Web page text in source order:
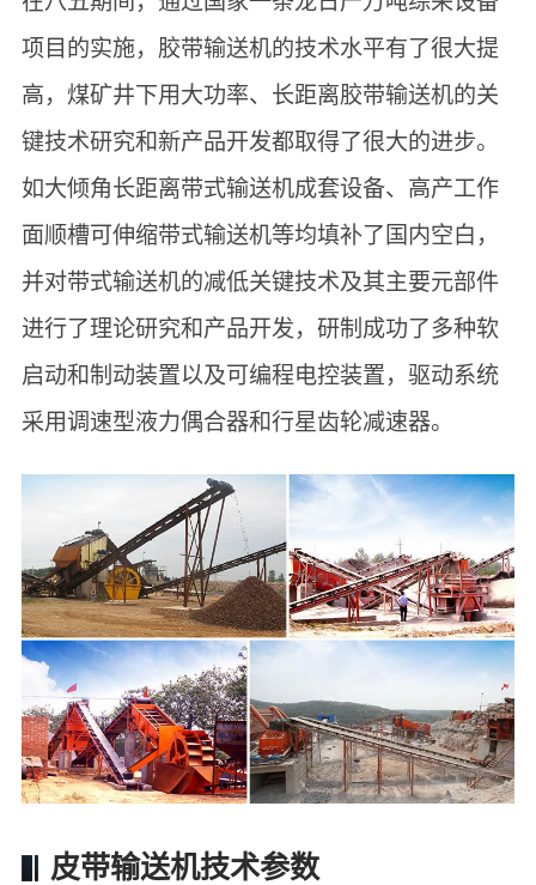
项目的实施，胶带输送机的技术水平有了很大提
高，煤矿井下用大功率、长距离胶带输送机的关
键技术研究和新产品开发都取得了很大的进步。
如大倾角长距离带式输送机成套设备、高产工作
面顺槽可伸缩带式输送机等均填补了国内空白，
并对带式输送机的减低关键技术及其主要元部件
进行了理论研究和产品开发，研制成功了多种软
启动和制动装置以及可编程电控装置，驱动系统
采用调速型液力偶合器和行星齿轮减速器。
皮带输送机技术参数